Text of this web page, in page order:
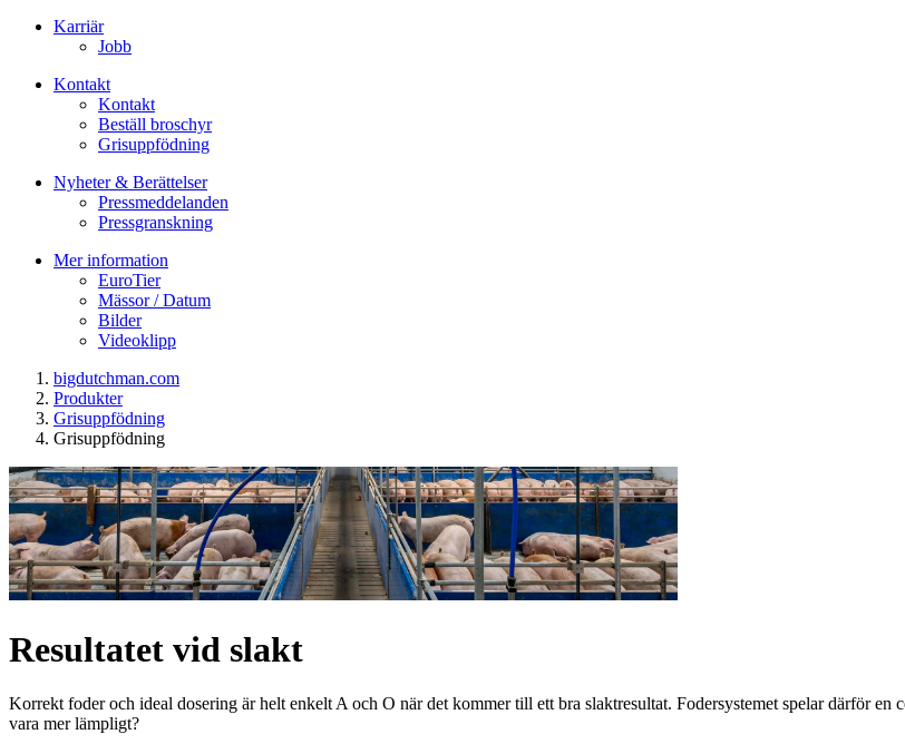
Karriär
Jobb
Kontakt
Kontakt
Beställ broschyr
Grisuppfödning
Nyheter & Berättelser
Pressmeddelanden
Pressgranskning
Mer information
EuroTier
Mässor / Datum
Bilder
Videoklipp
bigdutchman.com
Produkter
Grisuppfödning
Grisuppfödning
Resultatet vid slakt
Korrekt foder och ideal dosering är helt enkelt A och O när det kommer till ett bra slaktresultat. Fodersystemet spelar därför
vara mer lämpligt?